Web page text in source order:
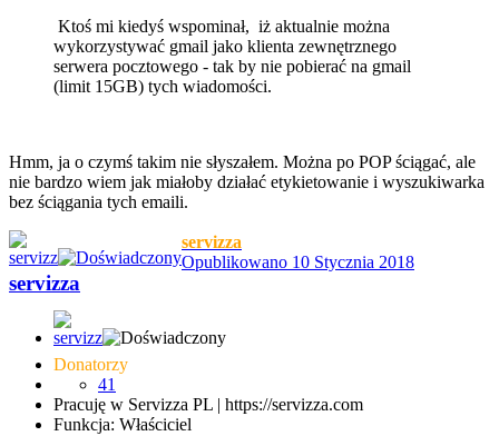
Ktoś mi kiedyś wspominał, iż aktualnie można
wykorzystywać gmail jako klienta zewnętrznego
serwera pocztowego - tak by nie pobierać na gmail
(limit 15GB) tych wiadomości.
Hmm, ja o czymś takim nie słyszałem. Można po POP ściągać, ale
nie bardzo wiem jak miałoby działać etykietowanie i wyszukiwarka
bez ściągania tych emaili.
servizza
Opublikowano 10 Stycznia 2018
servizza
Donatorzy
41
Pracuję w Servizza PL | https://servizza.com
Funkcja: Właściciel